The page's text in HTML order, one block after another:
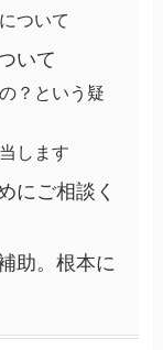
ついて
いて
？という疑
します
にご相談く
助。根本に